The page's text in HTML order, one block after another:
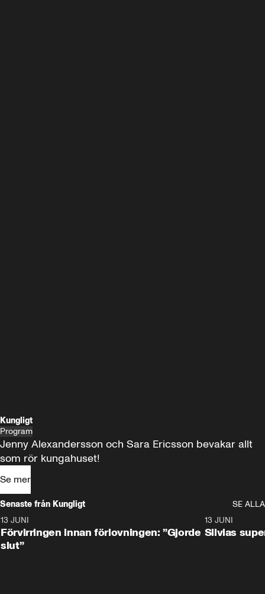
Kungligt
Program
Se mer
Jenny Alexandersson och Sara Ericsson bevakar allt
som rör kungahuset!
Senaste från Kungligt
SE ALLA
13 JUNI
Förvirringen innan förlovningen: ”Gjorde
slut”
13 JUNI
Silvias